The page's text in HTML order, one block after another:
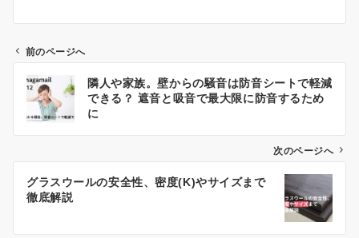
ー
前のページへ
隣人や家族。壁からの騒音は防音シートで軽減
できる？ 遮音と吸音で最大限に防音するため
に
次のページへ
グラスウールの安全性、密度(K)やサイズまで
徹底解説